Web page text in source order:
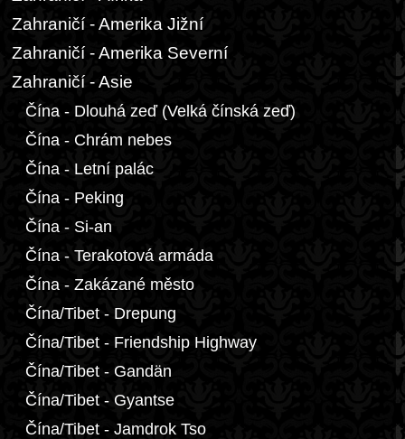
Zahraničí - Amerika Jižní
Zahraničí - Amerika Severní
Zahraničí - Asie
Čína - Dlouhá zeď (Velká čínská zeď)
Čína - Chrám nebes
Čína - Letní palác
Čína - Peking
Čína - Si-an
Čína - Terakotová armáda
Čína - Zakázané město
Čína/Tibet - Drepung
Čína/Tibet - Friendship Highway
Čína/Tibet - Gandän
Čína/Tibet - Gyantse
Čína/Tibet - Jamdrok Tso